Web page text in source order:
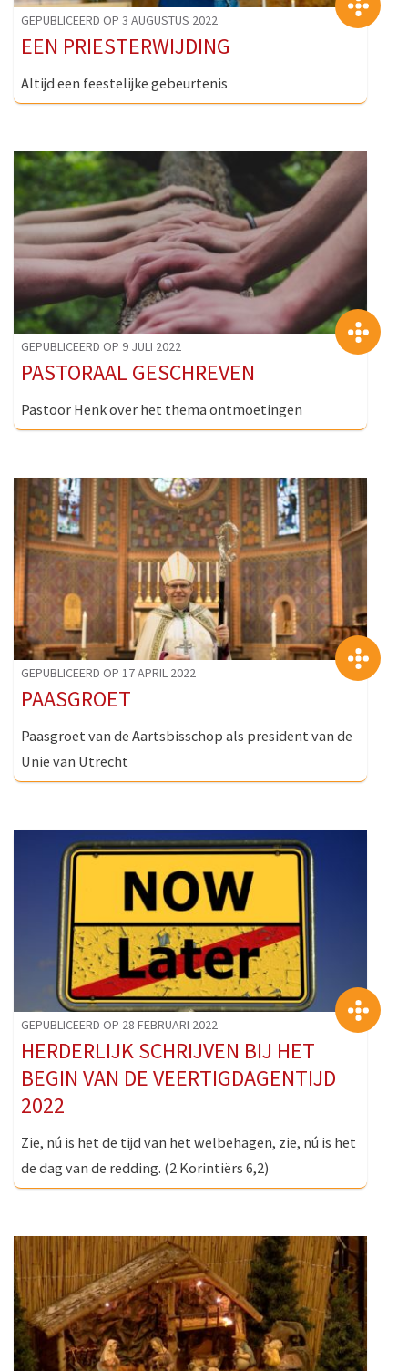
GEPUBLICEERD OP 3 AUGUSTUS 2022
EEN PRIESTERWIJDING
Altijd een feestelijke gebeurtenis
GEPUBLICEERD OP 9 JULI 2022
PASTORAAL GESCHREVEN
Pastoor Henk over het thema ontmoetingen
GEPUBLICEERD OP 17 APRIL 2022
PAASGROET
Paasgroet van de Aartsbisschop als president van de
Unie van Utrecht
GEPUBLICEERD OP 28 FEBRUARI 2022
HERDERLIJK SCHRIJVEN BIJ HET
BEGIN VAN DE VEERTIGDAGENTIJD
2022
Zie, nú is het de tijd van het welbehagen, zie, nú is het
de dag van de redding. (2 Korintiërs 6,2)